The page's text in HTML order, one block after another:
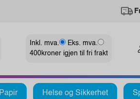
Inkl. mva.
Eks. mva.
400kroner igjen til fri frakt
Papir Helse og Sikkerhet